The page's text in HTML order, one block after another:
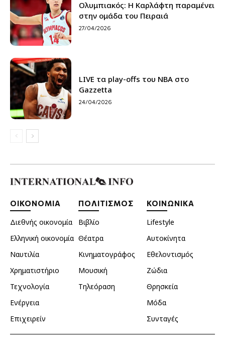
Ολυμπιακός: Η Καρλάφτη παραμένει
στην ομάδα του Πειραιά
27/04/2026
LIVE τα play-offs του NBA στο
Gazzetta
24/04/2026
ΟΙΚΟΝΟΜΙΑ
Διεθνής οικονομία
Ελληνική οικονομία
Ναυτιλία
Χρηματιστήριο
Τεχνολογία
Ενέργεια
Επιχειρείν
ΠΟΛΙΤΙΣΜΟΣ
Βιβλίο
Θέατρα
Κινηματογράφος
Μουσική
Τηλεόραση
ΚΟΙΝΩΝΙΚΑ
Lifestyle
Αυτοκίνητα
Εθελοντισμός
Ζώδια
Θρησκεία
Μόδα
Συνταγές